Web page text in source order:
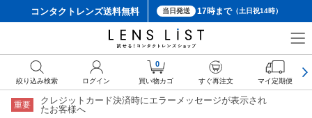
コンタクトレンズ送料無料 当日発送 17時まで（土日祝14時）
重要
クレジットカード決済時にエラーメッセージが表示され
たお客様へ
絞り込み検索 ログイン
0
買い物カゴ すぐ再注文 マイ定期便